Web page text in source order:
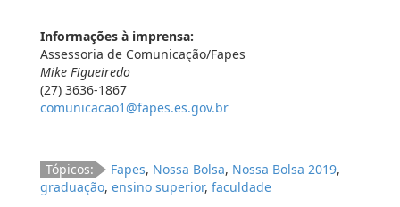
Informações à imprensa:
Assessoria de Comunicação/Fapes
Mike Figueiredo
(27) 3636-1867
comunicacao1@fapes.es.gov.br
Tópicos: Fapes, Nossa Bolsa, Nossa Bolsa 2019,
graduação, ensino superior, faculdade